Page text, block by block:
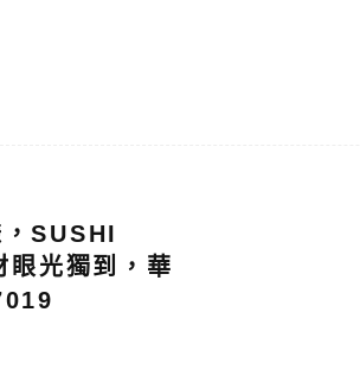
，SUSHI
眼光獨到，華